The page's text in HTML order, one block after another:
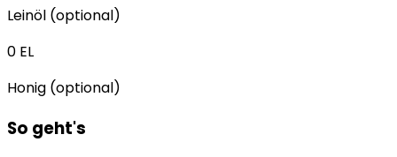
Leinöl (optional)
0 EL
Honig (optional)
So geht's